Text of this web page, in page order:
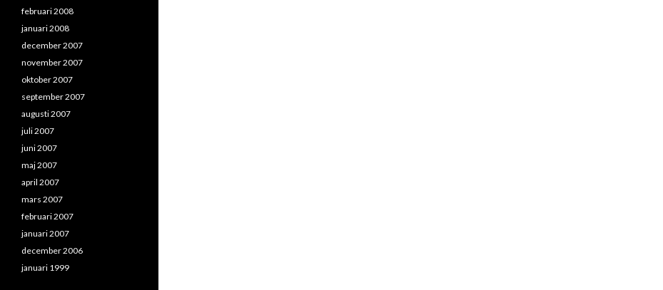
februari 2008
januari 2008
december 2007
november 2007
oktober 2007
september 2007
augusti 2007
juli 2007
juni 2007
maj 2007
april 2007
mars 2007
februari 2007
januari 2007
december 2006
januari 1999